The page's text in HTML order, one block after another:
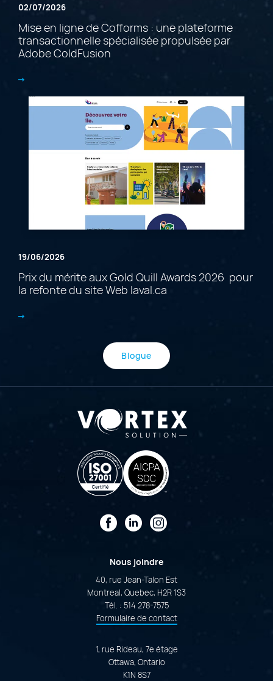
02/07/2026
Mise en ligne de Cofforms : une plateforme
transactionnelle spécialisée propulsée par
Adobe ColdFusion
19/06/2026
Prix du mérite aux Gold Quill Awards 2026 pour
la refonte du site Web laval.ca
Blogue
FacebookLinkedIn
Instagram
Nous joindre
40, rue Jean-Talon Est
Montreal, Quebec, H2R 1S3
Tél. : 514 278-7575
Formulaire de contact
1, rue Rideau, 7e étage
Ottawa, Ontario
K1N 8S7